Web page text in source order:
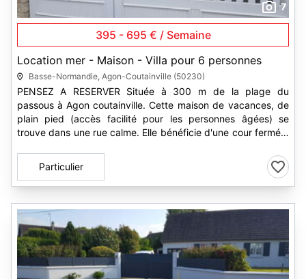
7
395 - 695 € / Semaine
Location mer - Maison - Villa pour 6 personnes
Basse-Normandie, Agon-Coutainville (50230)
PENSEZ A RESERVER Située à 300 m de la plage du
passous à Agon coutainville. Cette maison de vacances, de
plain pied (accès facilité pour les personnes âgées) se
trouve dans une rue calme. Elle bénéficie d'une cour fermée.
Particulier